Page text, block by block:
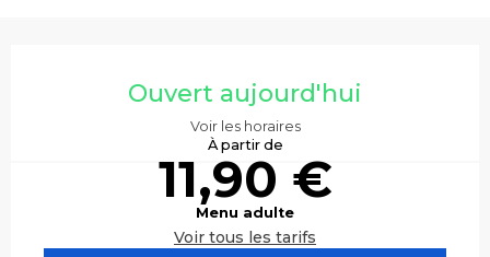
Ouvert aujourd'hui
Voir les horaires
À partir de
11,90 €
Menu adulte
Voir tous les tarifs